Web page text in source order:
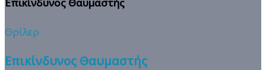
Θρίλερ
Επικίνδυνος Θαυμαστής